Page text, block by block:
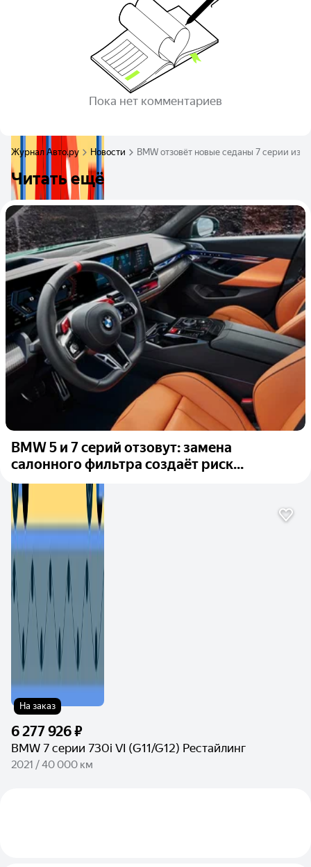
Пока нет комментариев
Журнал Авто.ру Новости BMW отзовёт новые седаны 7 серии из-
Читать ещё
BMW 5 и 7 серий отзовут: замена
салонного фильтра создаёт риск...
На заказ
6 277 926 ₽
BMW 7 серии 730i VI (G11/G12) Рестайлинг
2021 / 40 000 км